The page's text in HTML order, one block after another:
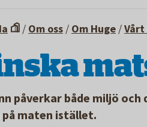
/ Om oss / Om Huge /
påverkar både miljö och
maten istället.